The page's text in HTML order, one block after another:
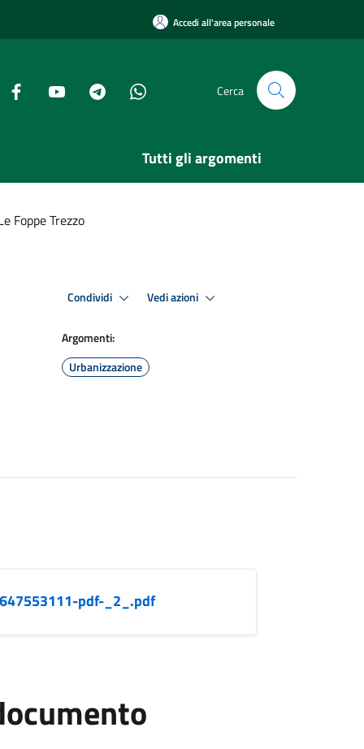
Accedi all'area personale
Cerca
Tutti gli argomenti
Foppe Trezzo
Condividi Vedi azioni
Argomenti:
Urbanizzazione
pdf-_2_.pdf